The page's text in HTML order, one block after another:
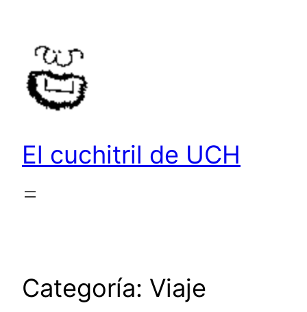
contenido
El cuchitril de UCH
Categoría: Viaje